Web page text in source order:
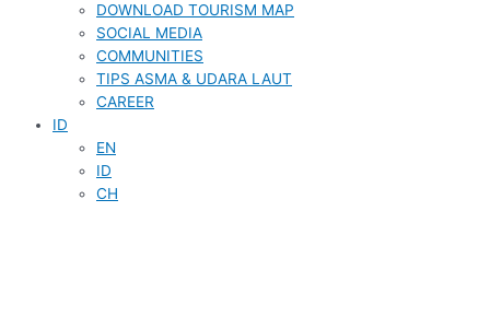
DOWNLOAD TOURISM MAP
SOCIAL MEDIA
COMMUNITIES
TIPS ASMA & UDARA LAUT
CAREER
ID
EN
ID
CH